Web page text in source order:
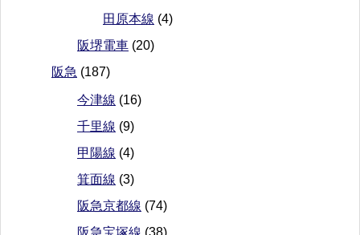
田原本線 (4)
阪堺電車 (20)
阪急 (187)
今津線 (16)
千里線 (9)
甲陽線 (4)
箕面線 (3)
阪急京都線 (74)
阪急宝塚線 (38)